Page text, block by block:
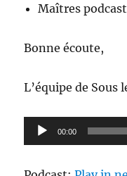
Maîtres
Bonne écoute,
L’équipe de Sous
Lecteur
audio
00:00